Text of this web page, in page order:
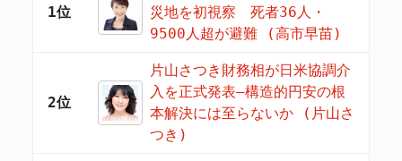
1位
災地を初視察 死者36人・
9500人超が避難 (高市早苗)
2位
片山さつき財務相が日米協調介
入を正式発表―構造的円安の根
本解決には至らないか (片山さ
つき)